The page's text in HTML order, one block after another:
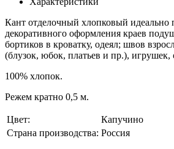
Кант отделочный хлопковый идеально
декоративного оформления краев
бортиков в кроватку, одеял; швов
(блузок, юбок, платьев и пр.), игрушек,
100% хлопок.
Режем кратно 0,5 м.
Цвет:
Капучино
Страна производства: Россия